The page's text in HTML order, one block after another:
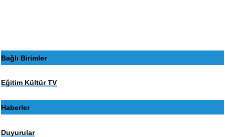
Bağlı Birimler
Eğitim Kültür TV
Haberler
Duyurular